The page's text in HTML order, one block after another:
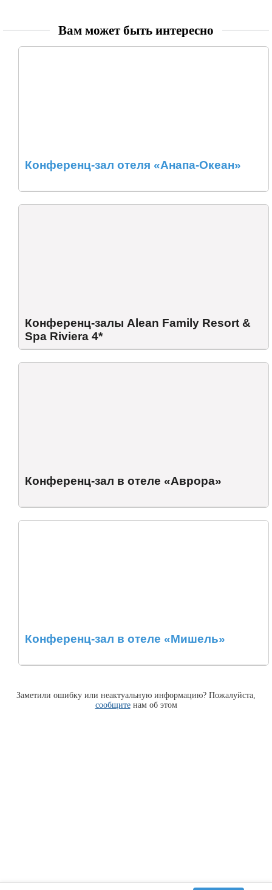
Вам может быть интересно
Конференц-зал отеля «Анапа-Океан»
Конференц-залы Alean Family Resort &
Spa Riviera 4*
Конференц-зал в отеле «Аврора»
Конференц-зал в отеле «Мишель»
Заметили ошибку или неактуальную информацию? Пожалуйста,
сообщитенам об этом